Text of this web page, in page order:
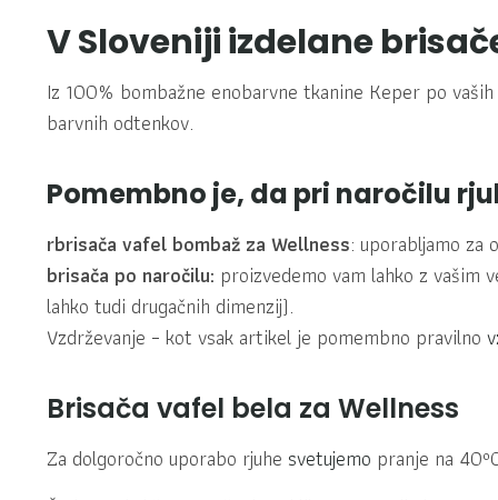
V Sloveniji izdelane
Iz 100% bombažne enobarvne tkanine Keper po
barvnih odtenkov.
Pomembno je, da pri naročilu
rbrisača vafel bombaž za Wellness: uporabljamo za
brisača po naročilu: proizvedemo vam lahko z
lahko tudi drugačnih dimenzij).
Vzdrževanje – kot vsak artikel je pomembno pravilno
Brisača vafel bela za Wellness
Za dolgoročno uporabo rjuhe svetujemo pranje na